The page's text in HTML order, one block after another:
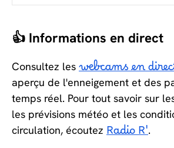
👍 Informations en direct
Consultez les webcams en
aperçu de l'enneigement et des
temps réel. Pour tout savoir sur
les prévisions météo et les
circulation, écoutez Radio R'.